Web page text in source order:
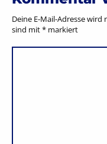
Deine E-Mail-Adresse
sind mit* markiert